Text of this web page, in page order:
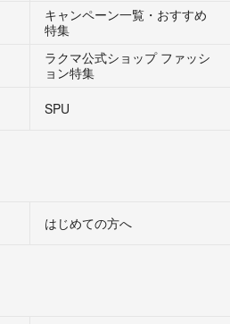
キャンペーン一覧・おすすめ
特集
ラクマ公式ショップ ファッシ
ョン特集
SPU
はじめての方へ